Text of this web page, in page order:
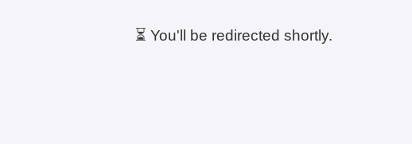
⏳ You'll be redirected shortly.